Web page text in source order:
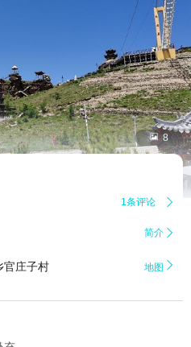
 8
1条评论 
简介 
官庄子村 地图 